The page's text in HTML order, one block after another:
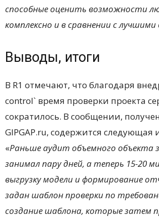
способные оценить возможности
комплексно и в сравнении с
Выводы, итоги
В R1 отмечают, что благодаря
control` время проверки проекта
сократилось. В сообщении,
GIPGAP.ru, содержится
«Раньше аудит объемного объекта
занимал пару дней, а теперь 15-20
выгрузку модели и формирование
задан шаблон проверки по
создание шаблона, которые затем